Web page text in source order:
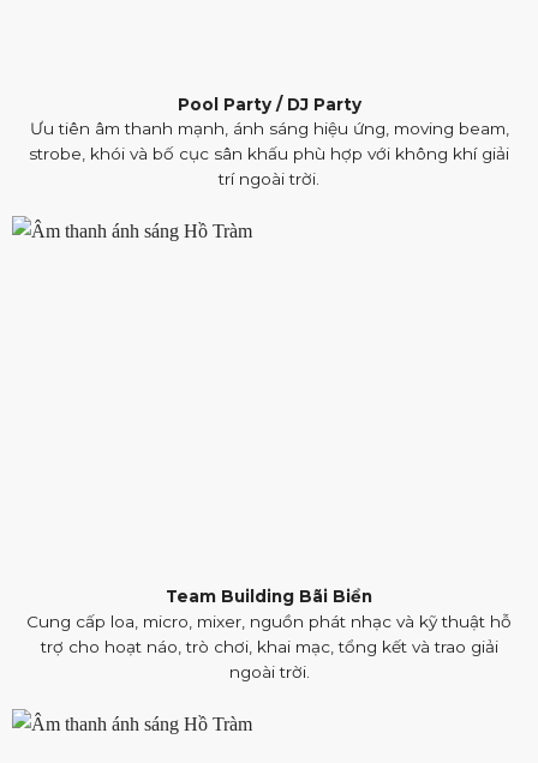
Pool Party / DJ Party
Ưu tiên âm thanh mạnh, ánh sáng hiệu ứng, moving beam,
strobe, khói và bố cục sân khấu phù hợp với không khí giải
trí ngoài trời.
Team Building Bãi Biển
Cung cấp loa, micro, mixer, nguồn phát nhạc và kỹ thuật hỗ
trợ cho hoạt náo, trò chơi, khai mạc, tổng kết và trao giải
ngoài trời.